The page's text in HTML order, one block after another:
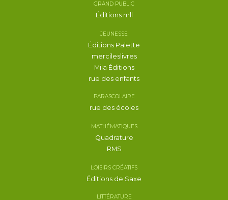
GRAND PUBLIC
Éditions mll
JEUNESSE
Éditions Palette
mercileslivres
Mila Éditions
rue des enfants
PARASCOLAIRE
rue des écoles
MATHÉMATIQUES
Quadrature
RMS
LOISIRS CRÉATIFS
Éditions de Saxe
LITTÉRATURE